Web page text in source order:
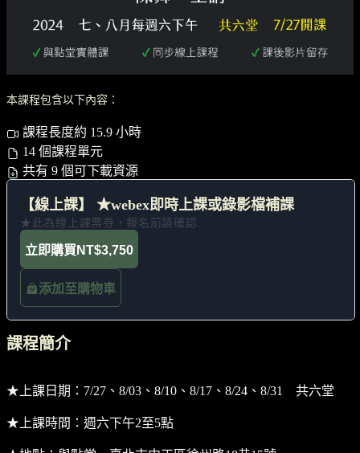
本課程包含以下內容：
課程長度約 15.9 小時
14 個課程單元
共有 9 個可下載資源
【線上課】 ★webex即時上課或錄影檔補課
★此為線上課票券，報名前請確認
立即購買 NT$3,750
添加至購物車
課程簡介
★上課日期：7/27、8/03、8/10、8/17、8/24、8/31 共六堂
★上課時間：週六下午2至5點